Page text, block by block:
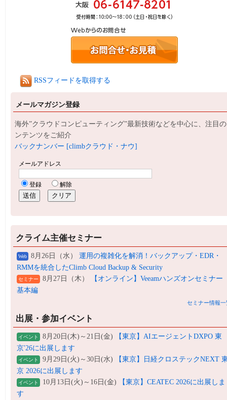
RSSフィードを取得する
メールマガジン登録
海外”クラウドコンピューティング”最新技術などを中心に、注目
ンテンツをご紹介
バックナンバー [climbクラウド・ナウ]
クライム主催セミナー
Web 8月26日（水） 運用の複雑化を解消！バックアップ・EDR・
RMMを統合したClimb Cloud Backup & Security
セミナー 8月27日（木）
【オンライン】Veeamハンズオンセミナー
基本編
セミナー情報一
出展・参加イベント
イベント 8月20日(木)～21日(金)
【東京】AIエージェントDXPO 東
京'26に出展します
イベント 9月29日(火)～30日(水)
【東京】日経クロステックNEXT
京 2026に出展します
イベント 10月13日(火)～16日(金)
【東京】CEATEC 2026に出展しま
す